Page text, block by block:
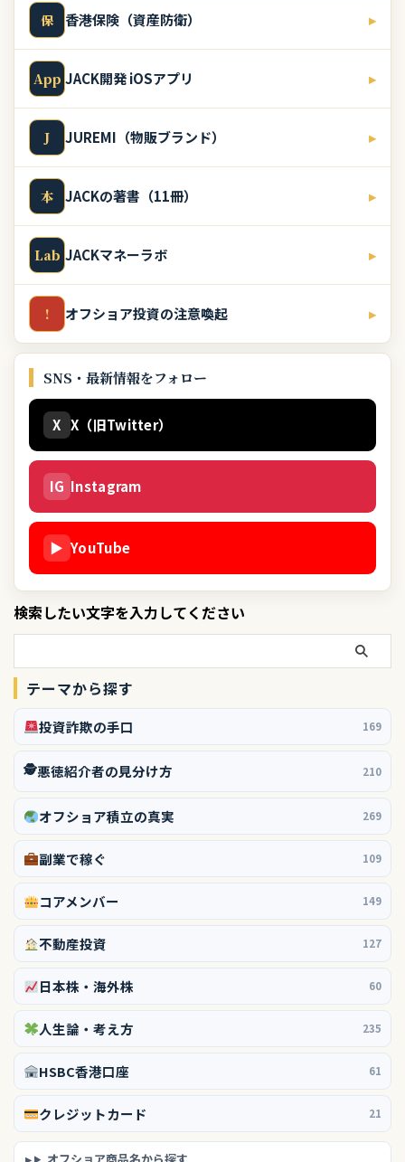
保 香港保険（資産防衛） ▸
App JACK開発 iOSアプリ ▸
J JUREMI（物販ブランド） ▸
本 JACKの著書（11冊） ▸
Lab JACKマネーラボ ▸
! オフショア投資の注意喚起 ▸
SNS・最新情報をフォロー
X X（旧Twitter）
IG Instagram
▶ YouTube
検索したい文字を入力してください
テーマから探す
投資詐欺の手口 169
🕵️悪徳紹介者の見分け方 210
オフショア積立の真実 269
副業で稼ぐ 109
コアメンバー 149
不動産投資 127
日本株・海外株 60
人生論・考え方 235
HSBC香港口座 61
クレジットカード 21